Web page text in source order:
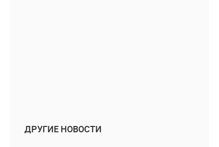
ДРУГИЕ НОВОСТИ